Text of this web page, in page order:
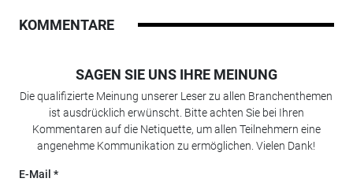
KOMMENTARE
SAGEN SIE UNS IHRE MEINUNG
Die qualifizierte Meinung unserer Leser zu allen Branchenthemen
ist ausdrücklich erwünscht. Bitte achten Sie bei Ihren
Kommentaren auf die Netiquette, um allen Teilnehmern eine
angenehme Kommunikation zu ermöglichen. Vielen Dank!
E-Mail